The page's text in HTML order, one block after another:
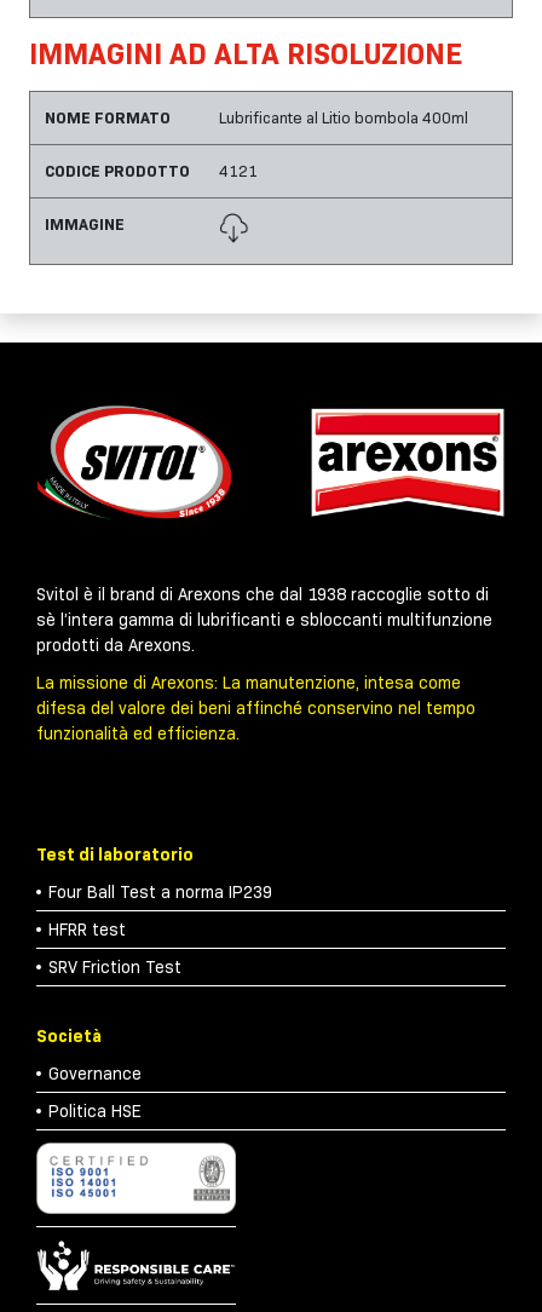
IMMAGINI AD ALTA RISOLUZIONE
NOME FORMATO Lubrificante al Litio bombola 400ml
CODICE PRODOTTO 4121
IMMAGINE
Svitol è il brand di Arexons che dal 1938 raccoglie sotto di
sè l’intera gamma di lubrificanti e sbloccanti multifunzione
prodotti da Arexons.
La missione di Arexons: La manutenzione, intesa come
difesa del valore dei beni affinché conservino nel tempo
funzionalità ed efficienza.
Test di laboratorio
Four Ball Test a norma IP239
HFRR test
SRV Friction Test
Società
Governance
Politica HSE